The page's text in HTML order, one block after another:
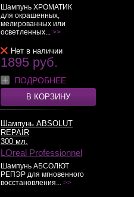
Шампунь ХРОМАТИК
для окрашенных,
мелированных или
осветленных... >>
Нет в наличии
1895 руб.
ПОДРОБНЕЕ
В КОРЗИНУ
Шампунь ABSOLUT
REPAIR
300 мл.
LOreal Professionnel
Шампунь АБСОЛЮТ
РЕПЭР для мгновенного
восстановления... >>